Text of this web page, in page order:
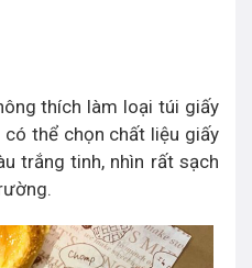
thích làm loại túi giấy
thể chọn chất liệu giấy
trắng tinh, nhìn rất sạch